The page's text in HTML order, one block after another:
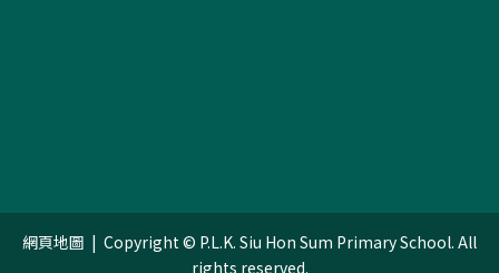
網頁地圖 | Copyright © P.L.K. Siu Hon Sum Primary School. All
rights reserved.